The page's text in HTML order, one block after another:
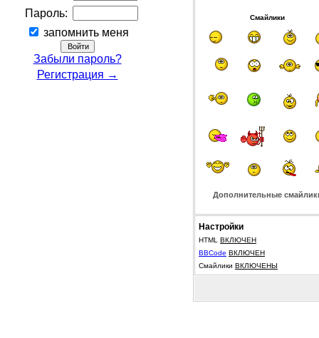
Пароль:
запомнить меня
Забыли пароль?
Регистрация →
Смайлики
Дополнительные
Настройки
HTML ВКЛЮЧЕН
BBCode ВКЛЮЧЕН
Смайлики ВКЛЮЧЕНЫ